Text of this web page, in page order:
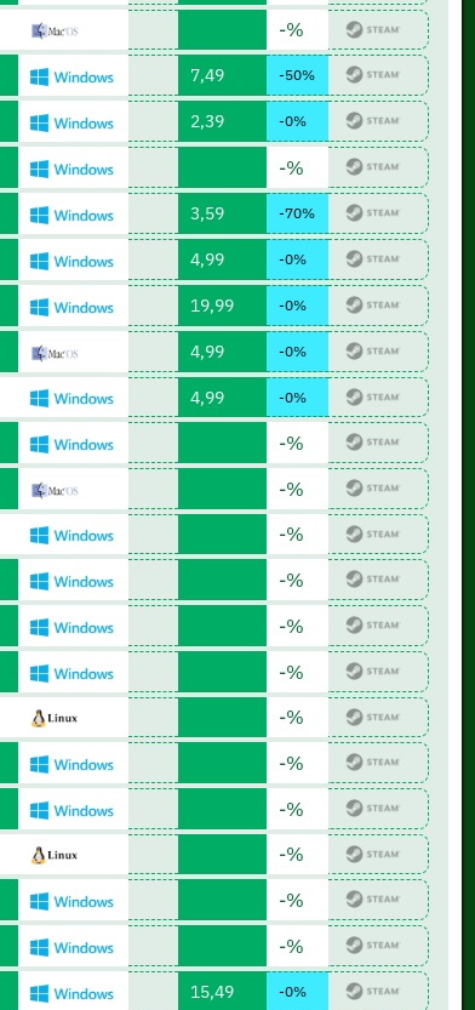
-%
7,49 -50%
2,39 -0%
-%
3,59 -70%
4,99 -0%
19,99 -0%
4,99 -0%
4,99 -0%
-%
-%
-%
-%
-%
-%
-%
-%
-%
-%
-%
-%
15,49 -0%